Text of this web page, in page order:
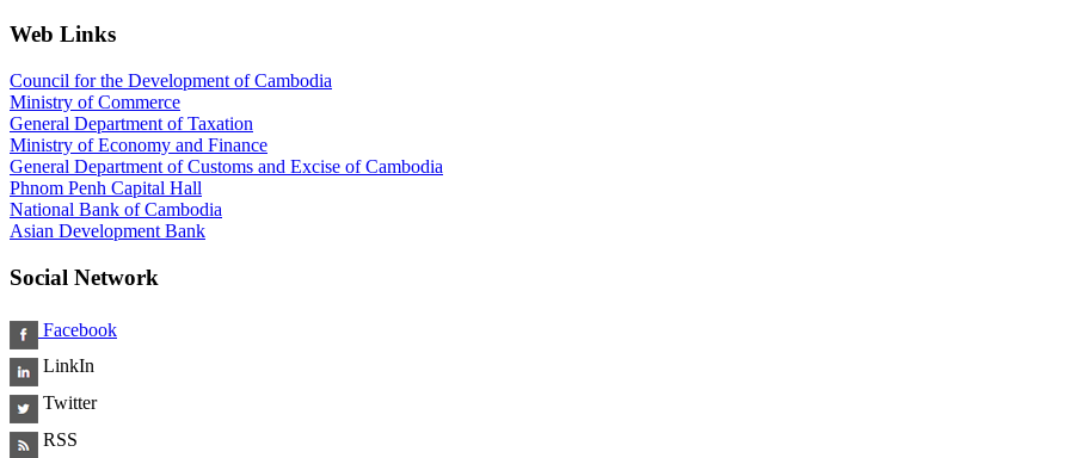
Web Links
Council for the Development of Cambodia
Ministry of Commerce
General Department of Taxation
Ministry of Economy and Finance
General Department of Customs and Excise of Cambodia
Phnom Penh Capital Hall
National Bank of Cambodia
Asian Development Bank
Social Network
Facebook
LinkIn
Twitter
RSS